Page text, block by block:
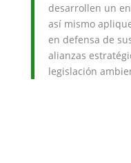
desarrollen un
así mismo
en defensa de
alianzas
legislación